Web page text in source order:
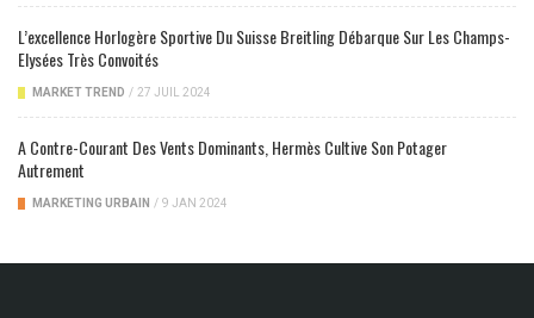
L’excellence Horlogère Sportive Du Suisse Breitling Débarque Sur Les Champs-
Elysées Très Convoités
MARKET TREND / 27 JUIL 2024
A Contre-Courant Des Vents Dominants, Hermès Cultive Son Potager
Autrement
MARKETING URBAIN / 9 JAN 2024